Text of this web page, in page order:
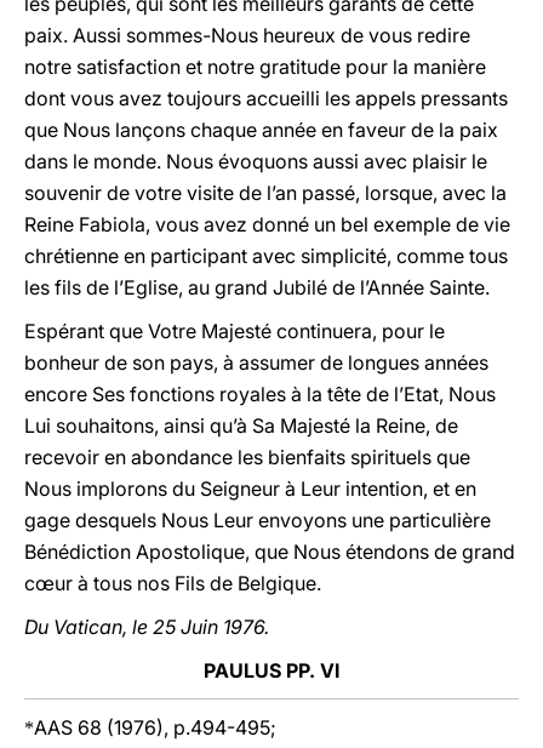
paix. Aussi sommes-Nous heureux de vous redire
notre satisfaction et notre gratitude pour la manière
dont vous avez toujours accueilli les appels pressants
que Nous lançons chaque année en faveur de la paix
dans le monde. Nous évoquons aussi avec plaisir le
souvenir de votre visite de l’an passé, lorsque, avec la
Reine Fabiola, vous avez donné un bel exemple de vie
chrétienne en participant avec simplicité, comme tous
les fils de l’Eglise, au grand Jubilé de l’Année Sainte.
Espérant que Votre Majesté continuera, pour le
bonheur de son pays, à assumer de longues années
encore Ses fonctions royales à la tête de l’Etat, Nous
Lui souhaitons, ainsi qu’à Sa Majesté la Reine, de
recevoir en abondance les bienfaits spirituels que
Nous implorons du Seigneur à Leur intention, et en
gage desquels Nous Leur envoyons une particulière
Bénédiction Apostolique, que Nous étendons de grand
cœur à tous nos Fils de Belgique.
Du Vatican, le 25 Juin 1976.
PAULUS PP. VI
*AAS 68 (1976), p.494-495;